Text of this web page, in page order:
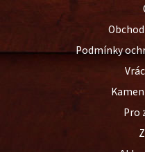
Podmínky
Pro